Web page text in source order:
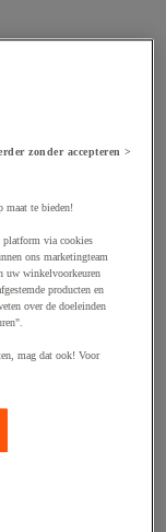
zonder accepteren >
maat te bieden!
platform via cookies
ons marketingteam
uw winkelvoorkeuren
producten en
over de doeleinden
mag dat ook! Voor